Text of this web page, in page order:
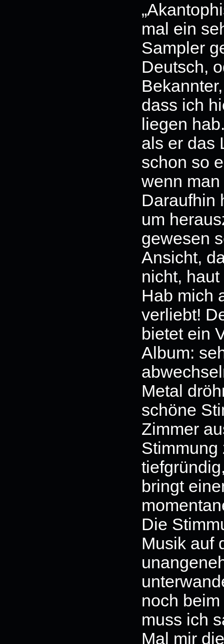
mal ein
Sampler
Deutsch,
dass ich
liegen
als er das
schon so
wenn
Daraufhin
um
gewesen
Ansicht,
nicht,
Hab mich
verliebt!
bietet ein
Album:
Metal
schöne
Zimmer
Stimmung
bringt
Die
Musik auf
noch
muss ich
Mal mir